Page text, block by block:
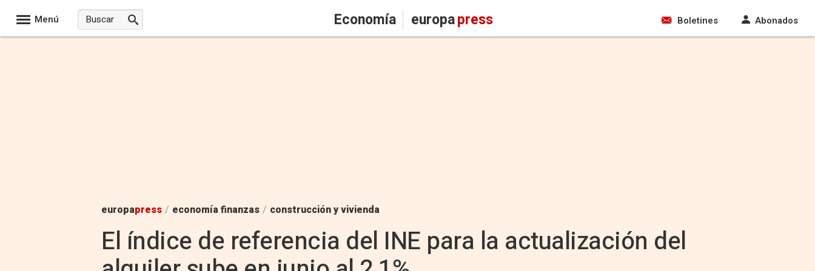
Menú Economía europapress Boletines Abonados
europapress / economía finanzas / construcción y vivienda
El índice de referencia del INE para la actualización del